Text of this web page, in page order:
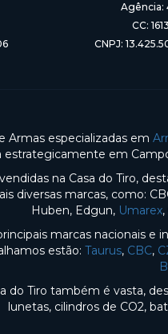
Agência:
CC:
CNPJ:
Armas especializadas em
estrategicamente em
na Casa do Tiro,
diversas marcas, como:
Huben, Edgun, Umarex
marcas nacionais e
estão: Taurus, CBC,
do Tiro também é vasta,
lunetas, cilindros de CO2,